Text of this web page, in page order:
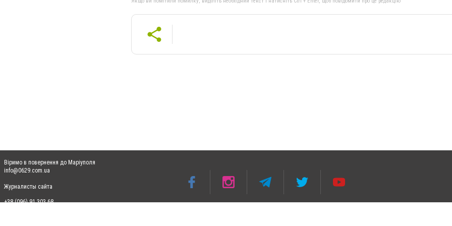
Віримо в повернення до Маріуполя
info@0629.com.ua
Журналисты сайта
+38 (096) 91 303 68